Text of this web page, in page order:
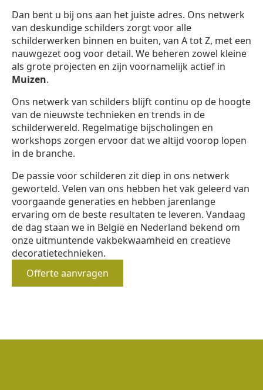
Dan bent u bij ons aan het juiste adres. Ons netwerk
van deskundige schilders zorgt voor alle
schilderwerken binnen en buiten, van A tot Z, met een
nauwgezet oog voor detail. We beheren zowel kleine
als grote projecten en zijn voornamelijk actief in
Muizen.
Ons netwerk van schilders blijft continu op de hoogte
van de nieuwste technieken en trends in de
schilderwereld. Regelmatige bijscholingen en
workshops zorgen ervoor dat we altijd voorop lopen
in de branche.
De passie voor schilderen zit diep in ons netwerk
geworteld. Velen van ons hebben het vak geleerd van
voorgaande generaties en hebben jarenlange
ervaring om de beste resultaten te leveren. Vandaag
de dag staan we in België en Nederland bekend om
onze uitmuntende vakbekwaamheid en creatieve
decoratietechnieken.
Offerte aanvragen